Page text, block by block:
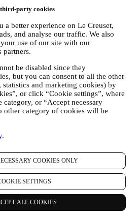
third-party cookies
a better experience on Le Creuset,
and analyse our traffic. We also
use of our site with our
partners.
be disabled since they
but you can consent to all the other
statistics and marketing cookies) by
or click “Cookie settings”, where
category, or “Accept necessary
other category of cookies will be
.
COOKIES ONLY
SETTINGS
ALL COOKIES
des démonstrations culinaires ou
qui vous sont réservées.
nos communications marketing à
utilisant les méthodes indiquées dans
sur le lien de désinscription figurant
tout état de cause, si vous souhaitez
marketing, veuillez nous envoyer
privacy@lecreuset.com . Votre
les meilleurs délais, mais dans
peut que vous receviez quelques
jusqu'à ce que votre désinscription
données
le contrôle de vos données et que vous
à tout moment. Nous vous
vos données à des
marketing sans votre autorisation.
exercer vos droits en matière de
vous pouvez nous envoyer un e-mail à
pour nous faire part de votre